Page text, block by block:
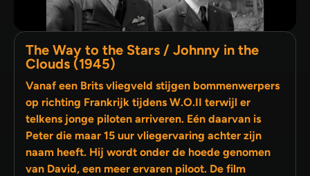
The Way to the Stars / Johnny in the
Clouds (1945)
Vanaf een Brits vliegveld stijgen bommenwerpers
op richting Frankrijk tijdens W.O.II terwijl er
telkens jonge piloten arriveren. Eén daarvan is
Peter die maar 15 uur vliegervaring achter zijn
naam heeft. Hij wordt onder de hoede genomen
van David, een meer ervaren piloot. De film